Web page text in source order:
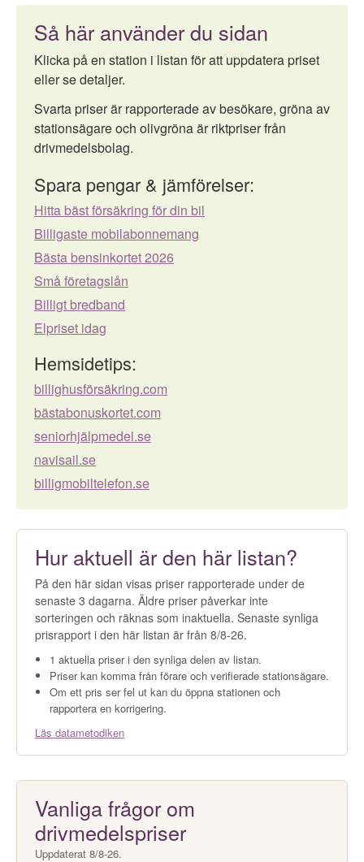
Så här använder du sidan
Klicka på en station i listan för att uppdatera priset
eller se detaljer.
Svarta priser är rapporterade av besökare, gröna av
stationsägare och olivgröna är riktpriser från
drivmedelsbolag.
Spara pengar & jämförelser:
Hitta bäst försäkring för din bil
Billigaste mobilabonnemang
Bästa bensinkortet 2026
Små företagslån
Billigt bredband
Elpriset idag
Hemsidetips:
billighusförsäkring.com
bästabonuskortet.com
seniorhjälpmedel.se
navisail.se
billigmobiltelefon.se
Hur aktuell är den här listan?
På den här sidan visas priser rapporterade under de
senaste 3 dagarna. Äldre priser påverkar inte
sorteringen och räknas som inaktuella. Senaste synliga
prisrapport i den här listan är från 8/8-26.
1 aktuella priser i den synliga delen av listan.
Priser kan komma från förare och verifierade stationsägare.
Om ett pris ser fel ut kan du öppna stationen och
rapportera en korrigering.
Läs datametodiken
Vanliga frågor om
drivmedelspriser
Uppdaterat 8/8-26.